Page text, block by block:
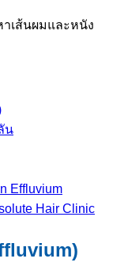
เส้นผมและหนัง
น
Effluvium
Hair Clinic